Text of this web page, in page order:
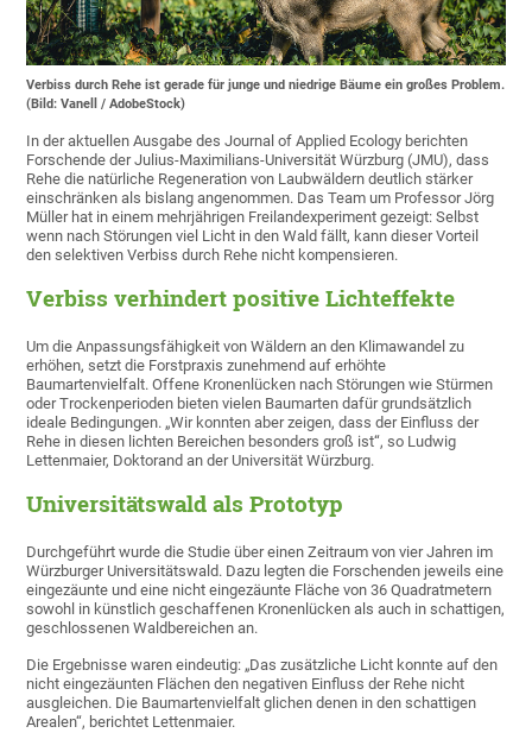
Verbiss durch Rehe ist gerade für junge und niedrige Bäume ein großes Problem.
(Bild: Vanell / AdobeStock)
In der aktuellen Ausgabe des Journal of Applied Ecology berichten
Forschende der Julius-Maximilians-Universität Würzburg (JMU), dass
Rehe die natürliche Regeneration von Laubwäldern deutlich stärker
einschränken als bislang angenommen. Das Team um Professor Jörg
Müller hat in einem mehrjährigen Freilandexperiment gezeigt: Selbst
wenn nach Störungen viel Licht in den Wald fällt, kann dieser Vorteil
den selektiven Verbiss durch Rehe nicht kompensieren.
Verbiss verhindert positive Lichteffekte
Um die Anpassungsfähigkeit von Wäldern an den Klimawandel zu
erhöhen, setzt die Forstpraxis zunehmend auf erhöhte
Baumartenvielfalt. Offene Kronenlücken nach Störungen wie Stürmen
oder Trockenperioden bieten vielen Baumarten dafür grundsätzlich
ideale Bedingungen. „Wir konnten aber zeigen, dass der Einfluss der
Rehe in diesen lichten Bereichen besonders groß ist“, so Ludwig
Lettenmaier, Doktorand an der Universität Würzburg.
Universitätswald als Prototyp
Durchgeführt wurde die Studie über einen Zeitraum von vier Jahren im
Würzburger Universitätswald. Dazu legten die Forschenden jeweils eine
eingezäunte und eine nicht eingezäunte Fläche von 36 Quadratmetern
sowohl in künstlich geschaffenen Kronenlücken als auch in schattigen,
geschlossenen Waldbereichen an.
Die Ergebnisse waren eindeutig: „Das zusätzliche Licht konnte auf den
nicht eingezäunten Flächen den negativen Einfluss der Rehe nicht
ausgleichen. Die Baumartenvielfalt glichen denen in den schattigen
Arealen“, berichtet Lettenmaier.